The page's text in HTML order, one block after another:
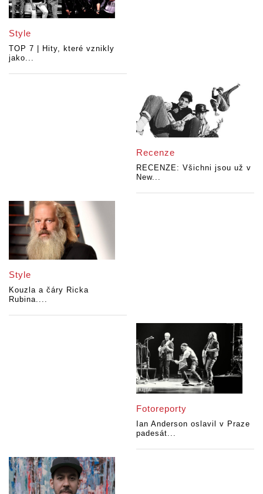
Style
TOP 7 | Hity, které vznikly
jako...
Recenze
RECENZE: Všichni jsou už v
New...
Style
Kouzla a čáry Ricka
Rubina....
Fotoreporty
Ian Anderson oslavil v Praze
padesát...